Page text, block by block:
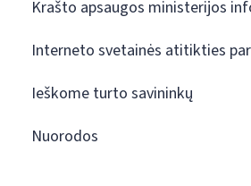
Krašto apsaugos ministerijos
Interneto svetainės atitikties
Ieškome turto savininkų
Nuorodos